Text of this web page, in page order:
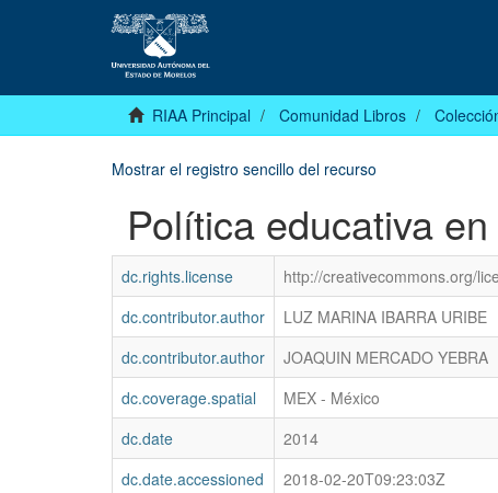
RIAA Principal Comunidad Libros
Mostrar el registro sencillo del recurso
Política educativa
dc.rights.license http://creativecommons.org/
dc.contributor.author
LUZ MARINA IBARRA URIBE
dc.contributor.author
JOAQUIN MERCADO YEBRA
dc.coverage.spatial
MEX - México
dc.date
2014
dc.date.accessioned
2018-02-20T09:23:03Z